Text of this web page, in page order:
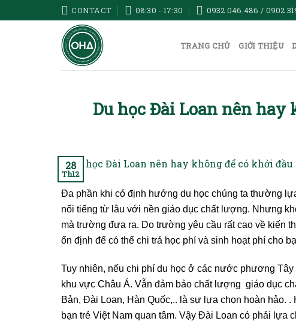
to
CONTACT 08:30 - 17:30 0932.046.486 / 0902
TRANG CHỦ GIỚI THIỆU
Du học Đài Loan nên hay
28
Th12
Đa phần khi có định hướng du học chúng ta thường
nổi tiếng từ lâu với nền giáo dục chất lượng. Nhưng
mà trường đưa ra. Do trường yêu cầu rất cao về kiến
ổn định để có thể chi trả học phí và sinh hoạt phí cho
Tuy nhiên, nếu chi phí du học ở các nước phương
khu vực Châu Á. Vẫn đảm bảo chất lượng giáo dục
Bản, Đài Loan, Hàn Quốc,.. là sự lựa chọn hoàn hảo.
bạn trẻ Việt Nam quan tâm. Vậy Đài Loan có phải lựa